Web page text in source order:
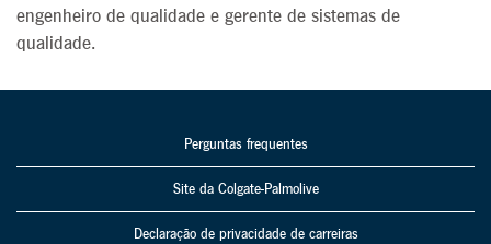
engenheiro de qualidade e gerente de sistemas de
qualidade.
Perguntas frequentes
Site da Colgate-Palmolive
Declaração de privacidade de carreiras